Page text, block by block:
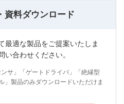
資料ダウンロード
最適な製品をご提案いたしま
い合わせください。
サ」「ゲートドライバ」「絶縁型
」製品のみダウンロードいただけま